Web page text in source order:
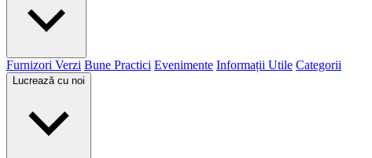
Furnizori Verzi Bune Practici Evenimente Informații Utile Categorii
Lucrează cu noi